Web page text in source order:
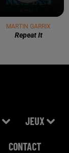
MARTIN GARRIX
Repeat It
JEUX
CONTACT